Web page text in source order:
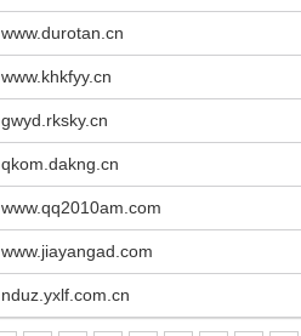
www.durotan.cn
www.khkfyy.cn
gwyd.rksky.cn
qkom.dakng.cn
www.qq2010am.com
www.jiayangad.com
nduz.yxlf.com.cn